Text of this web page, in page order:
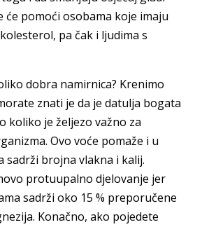
će pomoći osobama koje imaju
pa čak i ljudima s
dobra namirnica? Krenimo
znati je da je datulja bogata
koliko je željezo važno za
Ovo voće pomaže i u
sadrži brojna vlakna i kalij.
protuupalno djelovanje jer
sadrži oko 15 % preporučene
Konačno, ako pojedete